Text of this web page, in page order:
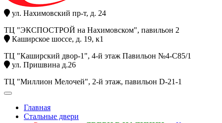
ул. Нахимовский пр-т, д. 24
ТЦ "ЭКСПОСТРОЙ на Нахимовском", павильон 2
Каширское шоссе, д. 19, к1
ТЦ "Каширский двор-1", 4-й этаж Павильон №4-С85/1
ул. Пришвина д.26
ТЦ "Миллион Мелочей", 2-й этаж, павильон D-21-1
Главная
Стальные двери